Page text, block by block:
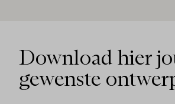
Download hier
gewenste